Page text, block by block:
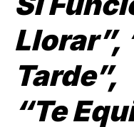
Llorar”,
Tarde”,
“TeE